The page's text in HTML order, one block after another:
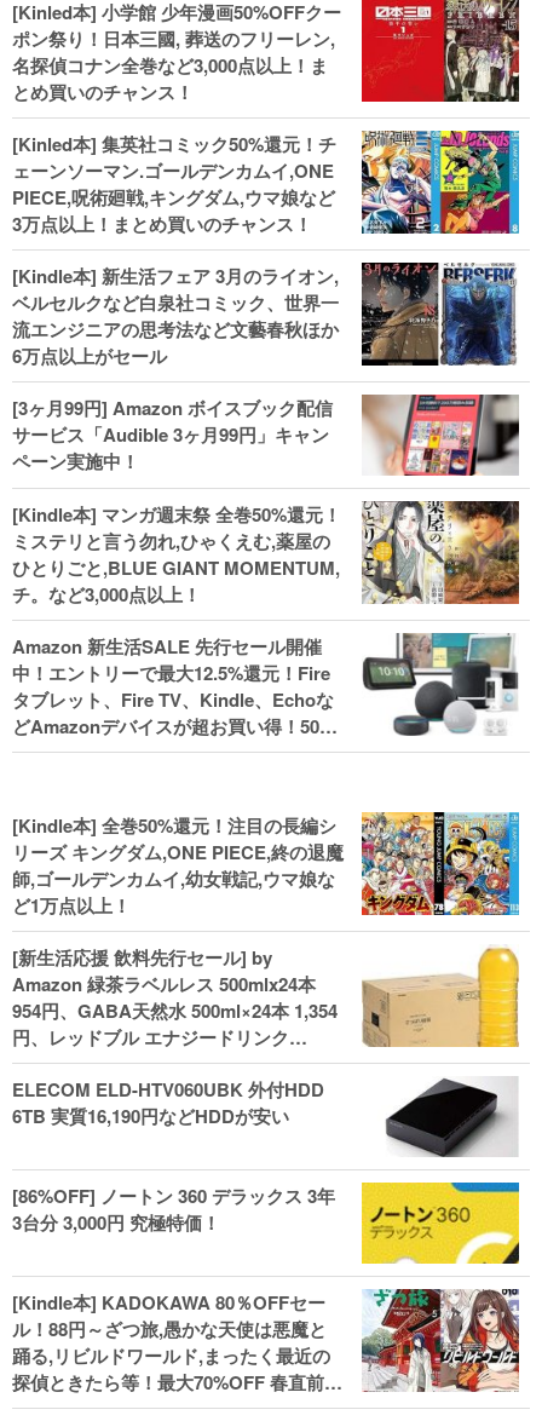
がセールに！
[Kinled本] 小学館 少年漫画50%OFFクー
ポン祭り！日本三國, 葬送のフリーレン,
名探偵コナン全巻など3,000点以上！ま
とめ買いのチャンス！
[Kinled本] 集英社コミック50%還元！チ
ェーンソーマン.ゴールデンカムイ,ONE
PIECE,呪術廻戦,キングダム,ウマ娘など
3万点以上！まとめ買いのチャンス！
[Kindle本] 新生活フェア 3月のライオン,
ベルセルクなど白泉社コミック、世界一
流エンジニアの思考法など文藝春秋ほか
6万点以上がセール
[3ヶ月99円] Amazon ボイスブック配信
サービス「Audible 3ヶ月99円」キャン
ペーン実施中！
[Kindle本] マンガ週末祭 全巻50%還元！
ミステリと言う勿れ,ひゃくえむ,薬屋の
ひとりごと,BLUE GIANT MOMENTUM,
チ。など3,000点以上！
Amazon 新生活SALE 先行セール開催
中！エントリーで最大12.5%還元！Fire
タブレット、Fire TV、Kindle、Echoな
どAmazonデバイスが超お買い得！50%
還元！Kindle本 新生活フェアなど！
[Kindle本] 全巻50%還元！注目の長編シ
リーズ キングダム,ONE PIECE,終の退魔
師,ゴールデンカムイ,幼女戦記,ウマ娘な
ど1万点以上！
[新生活応援 飲料先行セール] by
Amazon 緑茶ラベルレス 500mlx24本
954円、GABA天然水 500ml×24本 1,354
円、レッドブル エナジードリンク
250mlx24本 3,412円、い･ろ･は･す 2L×8
本 846円など飲料セール
ELECOM ELD-HTV060UBK 外付HDD
6TB 実質16,190円などHDDが安い
[86%OFF] ノートン 360 デラックス 3年
3台分 3,000円 究極特価！
[Kindle本] KADOKAWA 80％OFFセー
ル！88円～ざつ旅,愚かな天使は悪魔と
踊る,リビルドワールド,まったく最近の
探偵ときたら等！最大70%OFF 春直前大
セール開始、実用本・小説などがセー